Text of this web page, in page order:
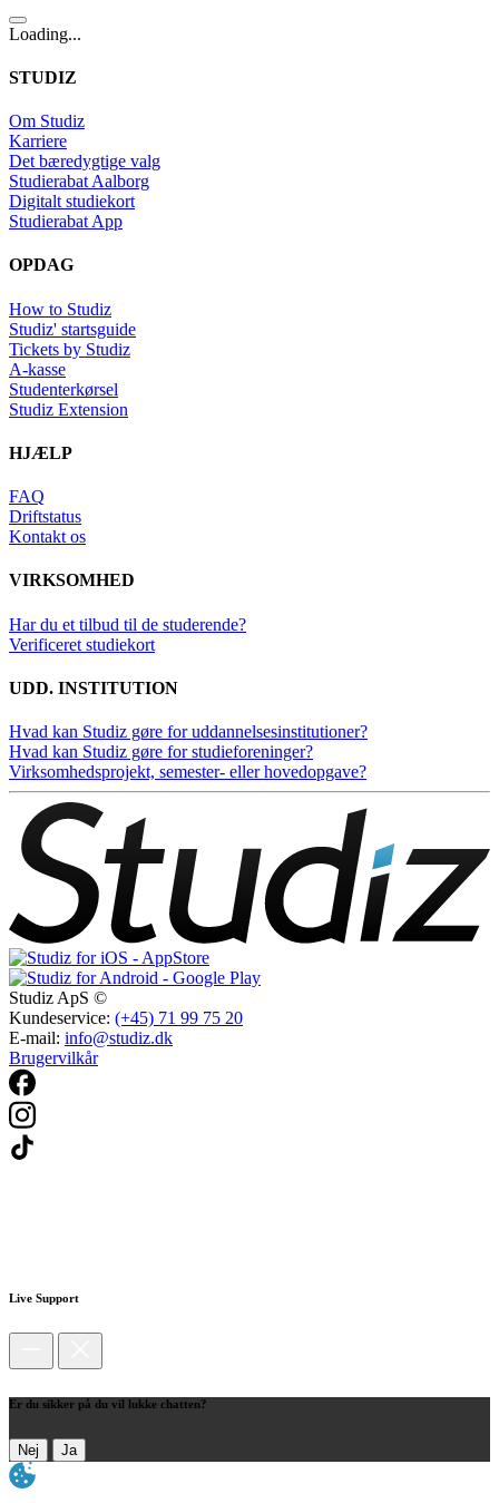
Loading...
STUDIZ
Om Studiz
Karriere
Det bæredygtige valg
Studierabat Aalborg
Digitalt studiekort
Studierabat App
OPDAG
How to Studiz
Studiz' startsguide
Tickets by Studiz
A-kasse
Studenterkørsel
Studiz Extension
HJÆLP
FAQ
Driftstatus
Kontakt os
VIRKSOMHED
Har du et tilbud til de studerende?
Verificeret studiekort
UDD. INSTITUTION
Hvad kan Studiz gøre for uddannelsesinstitutioner?
Hvad kan Studiz gøre for studieforeninger?
Virksomhedsprojekt, semester- eller hovedopgave?
Studiz ApS ©
Kundeservice: (+45) 71 99 75 20
E-mail: info@studiz.dk
Brugervilkår
Live Support
Er du sikker på du vil lukke chatten?
Nej Ja